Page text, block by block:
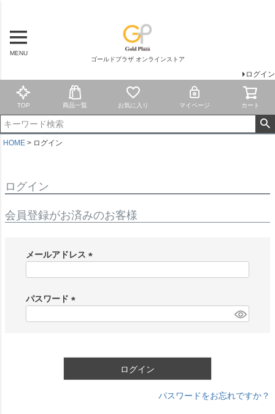
MENU
ゴールドプラザ オンラインストア
ログイン
TOP 商品一覧 お気に入り マイページ カート
HOME ログイン
ログイン
会員登録がお済みのお客様
メールアドレス
)
パスワード
ログイン
パスワードをお忘れですか？